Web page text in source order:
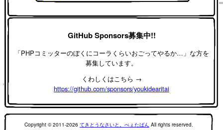
GitHub Sponsors募集中!!
「PHPコミッターのぼくにコーラくらいおごってやるか…」な方を
募集しています。
くわしくはこちら →
https://github.com/sponsors/youkidearitai
Copyright © 2011-2026 てきとうなさいと。べぇたばん All rights reserved.